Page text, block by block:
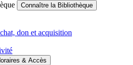
Connaître la Bibliothèque
don et acquisition
& Accès